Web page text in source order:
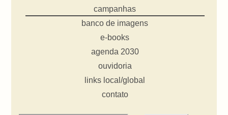
campanhas
banco de imagens
e-books
agenda 2030
ouvidoria
links local/global
contato